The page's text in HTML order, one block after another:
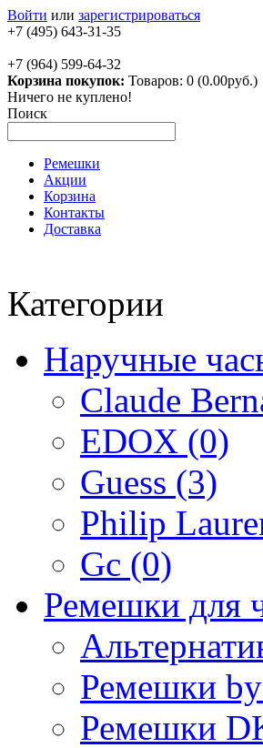
Войти или зарегистрироваться
+7 (495) 643-31-35
+7 (964) 599-64-32
Корзина покупок: Товаров: 0 (0.00руб.)
Ничего не куплено!
Поиск
Ремешки
Акции
Корзина
Контакты
Доставка
Категории
Наручные
Claude
EDOX (0)
Guess (3)
Philip
Gc (0)
Ремешки для
Ремешки
Ремешки